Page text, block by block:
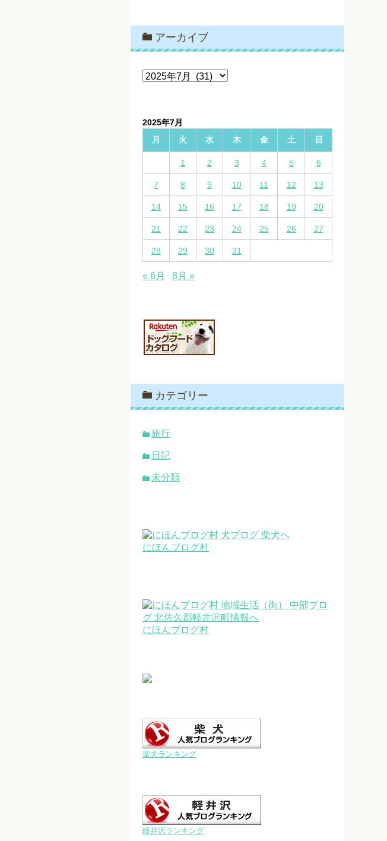
アーカイブ
ア
ブ
2025年7月
月
火 水 木 金 土 日
1 2 3 4 5 6
7 8 9 10 11 12 13
14 15 16 17 18 19 20
21 22 23 24 25 26 27
28 29 30 31
« 6月 8月 »
カテゴリー
旅行
日記
未分類
にほんブログ村
にほんブログ村
柴犬ランキング
軽井沢ランキング